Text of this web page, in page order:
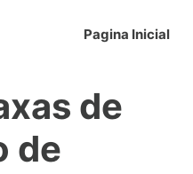
Pagina Inicial
de
de